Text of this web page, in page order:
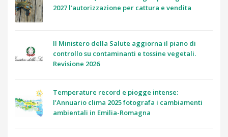
2027 l’autorizzazione per cattura e vendita
Il Ministero della Salute aggiorna il piano di
controllo su contaminanti e tossine vegetali.
Revisione 2026
Temperature record e piogge intense:
l’Annuario clima 2025 fotografa i cambiamenti
ambientali in Emilia-Romagna